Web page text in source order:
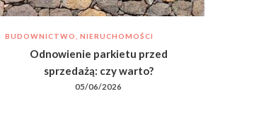
BUDOWNICTWO, NIERUCHOMOŚCI
Odnowienie parkietu przed
sprzedażą: czy warto?
05/06/2026